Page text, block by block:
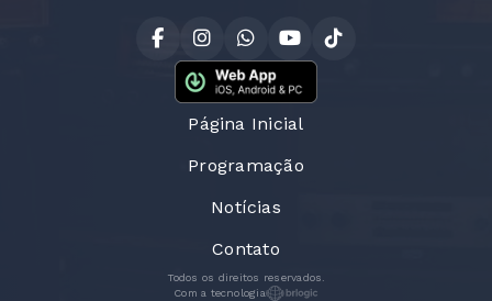
Página Inicial
Programação
Notícias
Contato
Todos os direitos reservados.
Com a tecnologia